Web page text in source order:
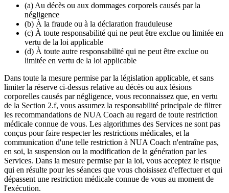
(a) Au décès ou aux dommages corporels causés par la
négligence
(b) À la fraude ou à la déclaration frauduleuse
(c) À toute responsabilité qui ne peut être exclue ou limitée en
vertu de la loi applicable
(d) À toute autre responsabilité qui ne peut être exclue ou
limitée en vertu de la loi applicable
Dans toute la mesure permise par la législation applicable, et sans
limiter la réserve ci-dessus relative au décès ou aux lésions
corporelles causés par négligence, vous reconnaissez que, en vertu
de la Section 2.f, vous assumez la responsabilité principale de filtrer
les recommandations de NUA Coach au regard de toute restriction
médicale connue de vous. Les algorithmes des Services ne sont pas
conçus pour faire respecter les restrictions médicales, et la
communication d'une telle restriction à NUA Coach n'entraîne pas,
en soi, la suspension ou la modification de la génération par les
Services. Dans la mesure permise par la loi, vous acceptez le risque
qui en résulte pour les séances que vous choisissez d'effectuer et qui
dépassent une restriction médicale connue de vous au moment de
l'exécution.